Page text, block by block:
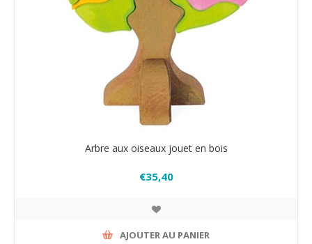
Arbre aux oiseaux jouet en bois
€35,40
AJOUTER AU PANIER